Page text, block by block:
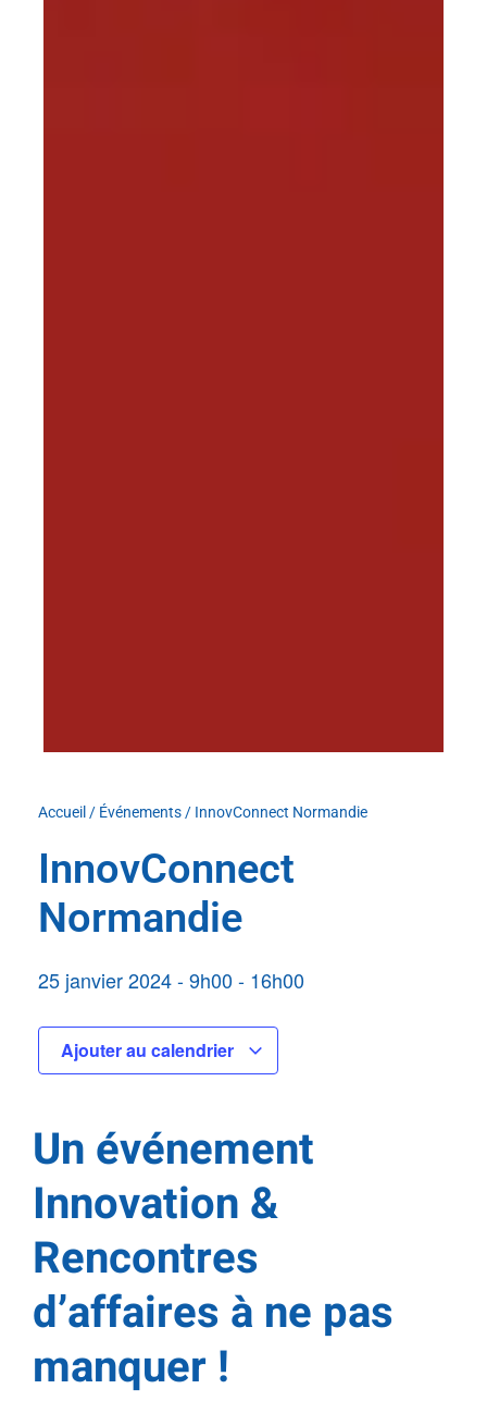
Accueil / Événements / InnovConnect Normandie
InnovConnect
Normandie
25 janvier 2024-9h00- 16h00
Ajouter au calendrier
Un événement
Innovation &
Rencontres
d’affaires à ne pas
manquer !